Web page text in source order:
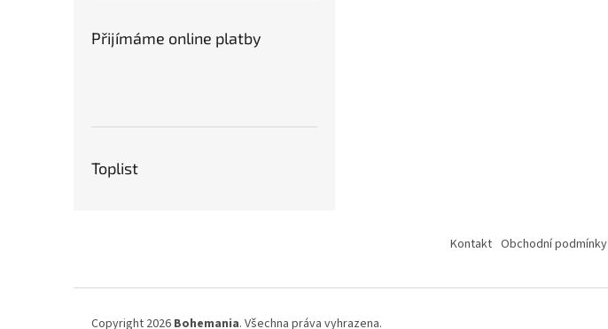
Přijímáme online platby
Toplist
Kontakt Obchodní podmínky
Copyright 2026 Bohemania. Všechna práva vyhrazena.